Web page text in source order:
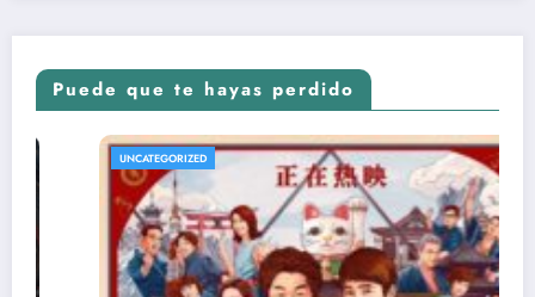
Puede que te hayas perdido
UNCATEGORIZED